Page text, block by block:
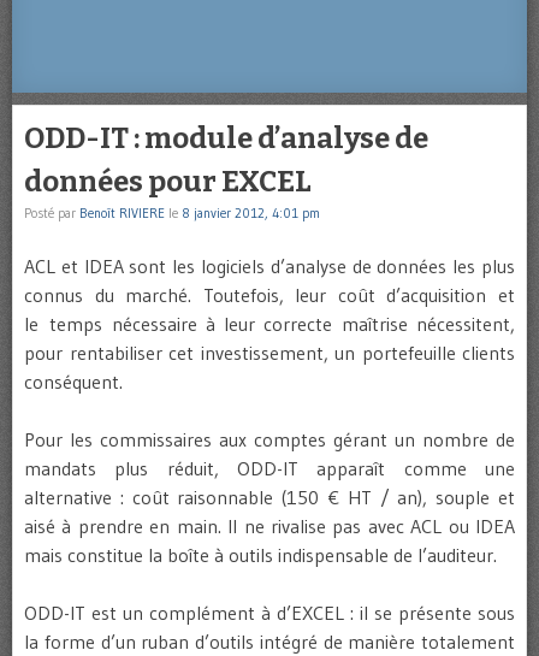
ODD-IT : module d’analyse de
données pour EXCEL
Posté par Benoît RIVIERE le 8 janvier 2012, 4:01 pm
ACL et IDEA sont les logiciels d’analyse de données les plus
connus du marché. Toutefois, leur coût d’acquisition et
le temps nécessaire à leur correcte maîtrise nécessitent,
pour rentabiliser cet investissement, un portefeuille clients
conséquent.
Pour les commissaires aux comptes gérant un nombre de
mandats plus réduit, ODD-IT apparaît comme une
alternative : coût raisonnable (150 € HT / an), souple et
aisé à prendre en main. Il ne rivalise pas avec ACL ou IDEA
mais constitue la boîte à outils indispensable de l’auditeur.
ODD-IT est un complément à d’EXCEL : il se présente sous
la forme d’un ruban d’outils intégré de manière totalement